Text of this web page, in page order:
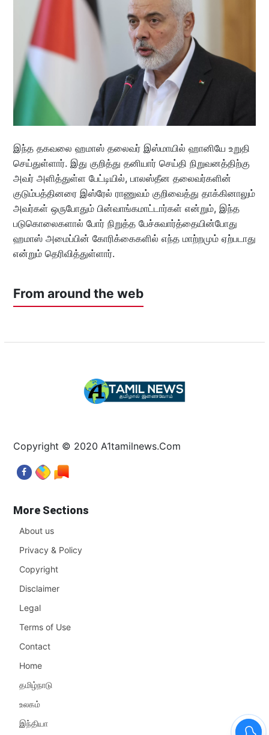
இந்த தகவலை ஹமாஸ் தலைவர் இஸ்மாயில் ஹானியே உறுதி
செய்துள்ளார். இது குறித்து தனியார் செய்தி நிறுவனத்திற்கு
அவர் அளித்துள்ள பேட்டியில், பாலஸ்தீன தலைவர்களின்
குடும்பத்தினரை இஸ்ரேல் ராணுவம் குறிவைத்து தாக்கினாலும்
அவர்கள் ஒருபோதும் பின்வாங்கமாட்டார்கள் என்றும், இந்த
படுகொலைகளால் போர் நிறுத்த பேச்சுவார்த்தையின்போது
ஹமாஸ் அமைப்பின் கோரிக்கைகளில் எந்த மாற்றமும் ஏற்படாது
என்றும் தெரிவித்துள்ளார்.
From around the web
Copyright © 2020 A1tamilnews.Com
More Sections
About us
Privacy & Policy
Copyright
Disclaimer
Legal
Terms of Use
Contact
Home
தமிழ்நாடு
உலகம்
இந்தியா